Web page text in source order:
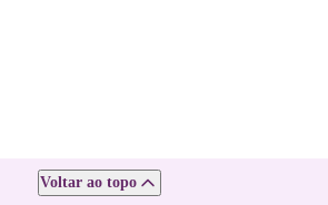
Voltar ao topo